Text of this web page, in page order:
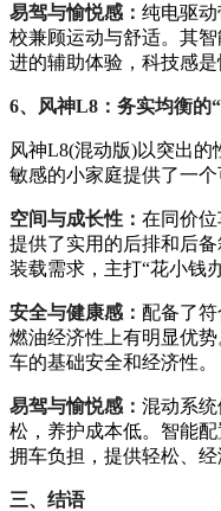
易驾与愉悦感： 纯电驱
校兼顾运动与舒适。其
进的辅助体验，科技感是
6、风神L8：务实均衡的
风神L8(混动版)以突出
敏感的小家庭提供了一个
空间与成长性： 在同价位
提供了实用的后排和后
装载需求，主打“花小钱
安全与健康感： 配备了
燃油经济性上有明显优
车的基础安全和经济性。
易驾与愉悦感： 混动系
松，养护成本低。智能
拥车负担，提供轻松、经
三、结语